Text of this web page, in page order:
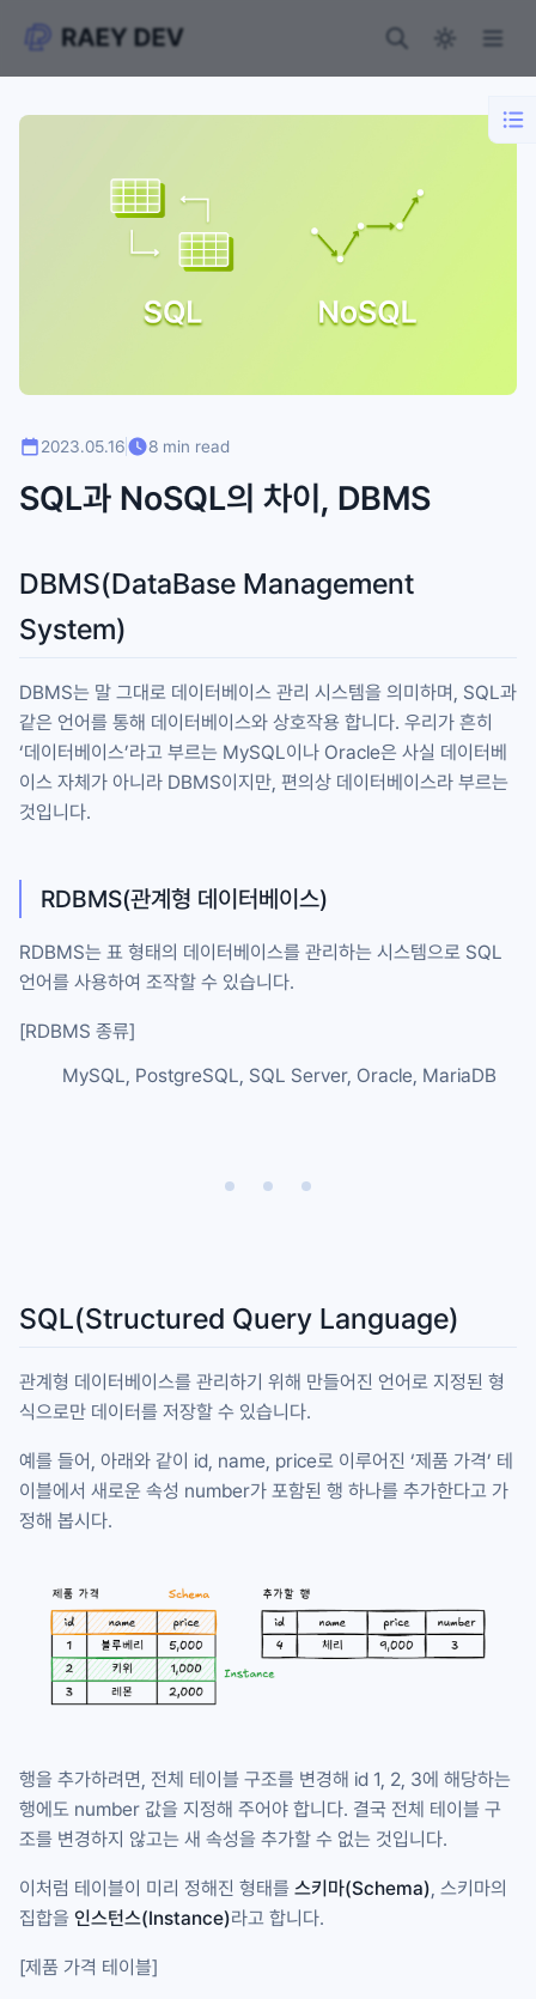
2023.05.16 8 min read
SQL과 NoSQL의 차이, DBMS
DBMS(DataBase Management
System)
DBMS는 말 그대로 데이터베이스 관리 시스템을 의미하며, SQL과
같은 언어를 통해 데이터베이스와 상호작용 합니다. 우리가 흔히
‘데이터베이스’라고 부르는 MySQL이나 Oracle은 사실 데이터베
이스 자체가 아니라 DBMS이지만, 편의상 데이터베이스라 부르는
것입니다.
RDBMS(관계형 데이터베이스)
RDBMS는 표 형태의 데이터베이스를 관리하는 시스템으로 SQL
언어를 사용하여 조작할 수 있습니다.
[RDBMS 종류]
MySQL, PostgreSQL, SQL Server, Oracle, MariaDB
SQL(Structured Query Language)
관계형 데이터베이스를 관리하기 위해 만들어진 언어로 지정된 형
식으로만 데이터를 저장할 수 있습니다.
예를 들어, 아래와 같이 id, name, price로 이루어진 ‘제품 가격’ 테
이블에서 새로운 속성 number가 포함된 행 하나를 추가한다고 가
정해 봅시다.
행을 추가하려면, 전체 테이블 구조를 변경해 id 1, 2, 3에 해당하는
행에도 number 값을 지정해 주어야 합니다. 결국 전체 테이블 구
조를 변경하지 않고는 새 속성을 추가할 수 없는 것입니다.
이처럼 테이블이 미리 정해진 형태를 스키마(Schema), 스키마의
집합을 인스턴스(Instance)라고 합니다.
[제품 가격 테이블]